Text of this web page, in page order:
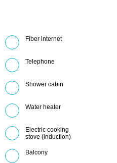
Fiber internet
Telephone
Shower cabin
Water heater
Electric cooking
stove (induction)
Balcony